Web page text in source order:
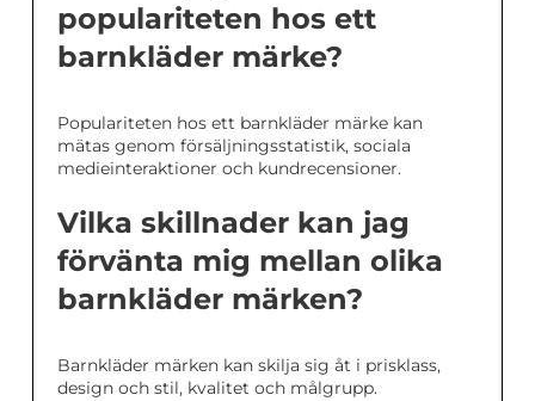
populariteten hos ett
barnkläder märke?
Populariteten hos ett barnkläder märke kan
mätas genom försäljningsstatistik, sociala
medieinteraktioner och kundrecensioner.
Vilka skillnader kan jag
förvänta mig mellan olika
barnkläder märken?
Barnkläder märken kan skilja sig åt i prisklass,
design och stil, kvalitet och målgrupp.